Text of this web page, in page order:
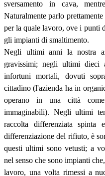
sversamento in cava,
Naturalmente parlo
per la quale lavoro, ove i punti
gli impianti di smaltimento.
Negli ultimi anni la nostra
gravissimi; negli ultimi dieci
infortuni mortali, dovuti
cittadino (l'azienda ha in
operano in una città
immaginabili). Negli ultimi
raccolta differenziata
differenziazione del rifiuto, è
questi ultimi sono vetusti; a
nel senso che sono impianti
lavoro, una volta rimessi a